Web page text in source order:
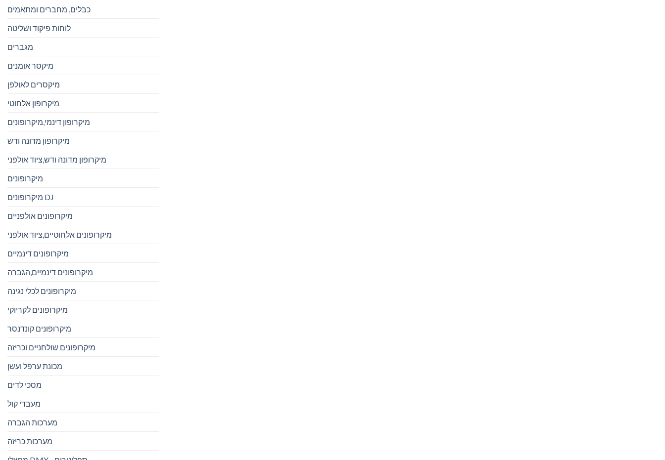
כבלים, מחברים ומתאמים
לוחות פיקוד ושליטה
מגברים
מיקסר אומנים
מיקסרים לאולפן
מיקרופון אלחוטי
מיקרופון דינמי,מיקרופונים
מיקרופון מדונה ודש
מיקרופון מדונה ודש,ציוד אולפני
מיקרופונים
מיקרופונים DJ
מיקרופונים אולפניים
מיקרופונים אלחוטיים,ציוד אולפני
מיקרופונים דינמיים
מיקרופונים דינמיים,הגברה
מיקרופונים לכלי נגינה
מיקרופונים לקריוקי
מיקרופונים קונדנסר
מיקרופונים שולחניים וכריזה
מכונת ערפל ועשן
מסכי לדים
מעבדי קול
מערכות הגברה
מערכות כריזה